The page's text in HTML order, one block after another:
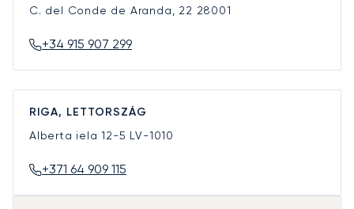
C. del Conde de Aranda, 22 28001
+34 915 907 299
RIGA, LETTORSZÁG
Alberta iela 12-5 LV-1010
+371 64 909 115